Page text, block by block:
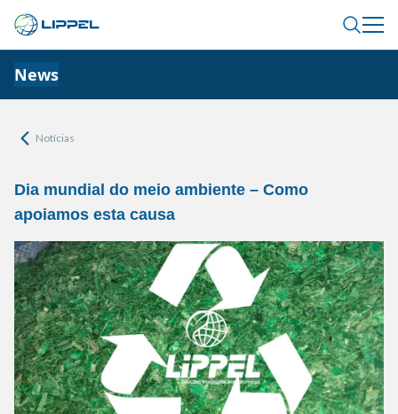
News
Notícias
Dia mundial do meio ambiente – Como
apoiamos esta causa